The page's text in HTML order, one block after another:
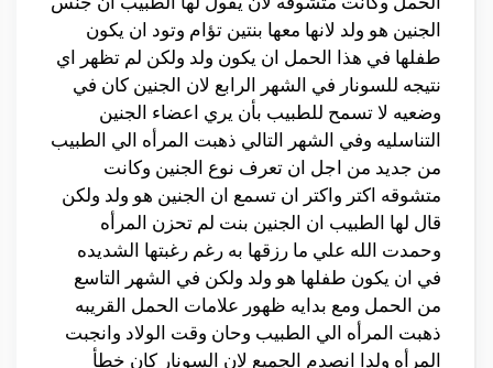
الجنين هو ولد لانها معها بنتين تؤام وتود ان يكون
طفلها في هذا الحمل ان يكون ولد ولكن لم تظهر اي
نتيجه للسونار في الشهر الرابع لان الجنين كان في
وضعيه لا تسمح للطبيب بأن يري اعضاء الجنين
التناسليه وفي الشهر التالي ذهبت المرأه الي الطبيب
من جديد من اجل ان تعرف نوع الجنين وكانت
متشوقه اكتر واكتر ان تسمع ان الجنين هو ولد ولكن
قال لها الطبيب ان الجنين بنت لم تحزن المرأه
وحمدت الله علي ما رزقها به رغم رغبتها الشديده
في ان يكون طفلها هو ولد ولكن في الشهر التاسع
من الحمل ومع بدايه ظهور علامات الحمل القريبه
ذهبت المرأه الي الطبيب وحان وقت الولاد وانجبت
المرأه ولدا انصدم الجميع لان السونار كان خطأ